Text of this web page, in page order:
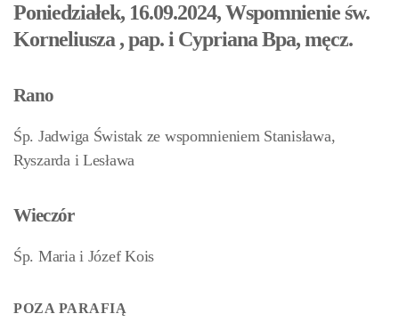
Poniedziałek, 16.09.2024, Wspomnienie św.
Korneliusza , pap. i Cypriana Bpa, męcz.
Rano
Śp. Jadwiga Świstak ze wspomnieniem Stanisława,
Ryszarda i Lesława
Wieczór
Śp. Maria i Józef Kois
POZA PARAFIĄ